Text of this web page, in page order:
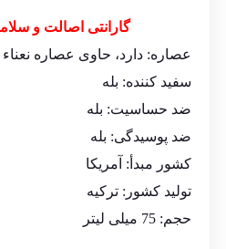
گارانتی اصالت و
عصاره: دارد، حاوی عصاره نعناء
سفید کننده: بله
ضد حساسیت: بله
ضد پوسیدگی: بله
کشور مبدأ: آمریکا
تولید کشور: ترکیه
حجم: 75 میلی لیتر